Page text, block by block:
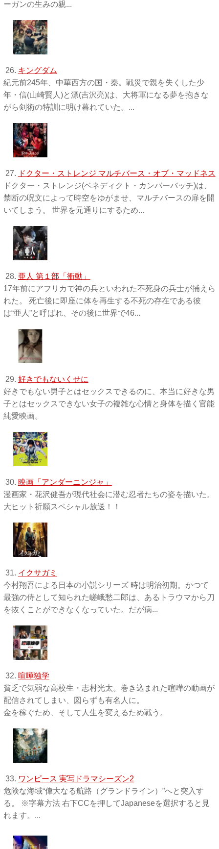
ーガンの生みの親...
26. キングダム
紀元前245年、中華西方の国・秦。戦災で親を失くした少
年・信(山崎賢人)と漂(吉沢亮)は、大将軍になる夢を抱きな
がら剣術の特訓に明け暮れていた。...
27. ドクター・ストレンジ マルチバース・オブ・マッドネス
ドクター・ストレンジ(ベネディクト・カンバーバッチ)は、
禁断の呪文によって時空をゆがませ、マルチバースの扉を開
いてしまう。 世界を元通りにするため...
28. 亜人 第１部「衝動」
17年前にアフリカで神の兵といわれた不死身の兵士が捕えら
れた。 死亡後に即座に体を再生する不死の存在である彼
は“亜人”と呼ばれ、その後に世界で46...
29. 好きでもないくせに
好きでもない男子とはセックスできるのに、本当に好きな男
子とはセックスできない女子の複雑な心情と身体を描く官能
純愛映画。
30. 映画「アンダーニンジャ」
漫画家・花沢健吾が現代社会に潜む忍者たちの姿を描いた。
大ヒット祈願スペシャル放送！！
31. イクサガミ
今村翔吾による日本の小説シリーズ 時は明治初期。かつて
最強の侍として知られた嵯峨愁二郎は、あるトラウマから刀
を抜くことができなくなっていた。だが病...
32. 喧嘩独学
貧乏で気弱な高校生・志村光太。巻き込まれた喧嘩の動画が
配信されてしまい、図らずも有名人に。
金を稼ぐため、そして人生を変えるため戦う。
33. ワンピース 実写ドラマシーズン2
危険な海域“偉大なる航路（グランドライン）”へと突入す
る。 ※字幕方法 右下CCを押してJapaneseを選択すると見
れます。...